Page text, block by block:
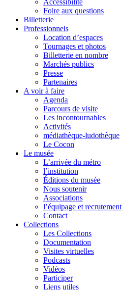
Accessibilité
Foire aux questions
Billetterie
Professionnels
Location d’espaces
Tournages et photos
Billetterie en nombre
Marchés publics
Presse
Partenaires
A voir à faire
Agenda
Parcours de visite
Les incontournables
Activités
médiathèque-ludothèque
Le Cocon
Le musée
L’arrivée du métro
l’institution
Éditions du musée
Nous soutenir
Associations
l’équipage et recrutement
Contact
Collections
Les Collections
Documentation
Visites virtuelles
Podcasts
Vidéos
Participer
Liens utiles